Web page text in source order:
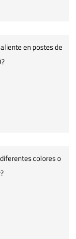
en postes de
colores o